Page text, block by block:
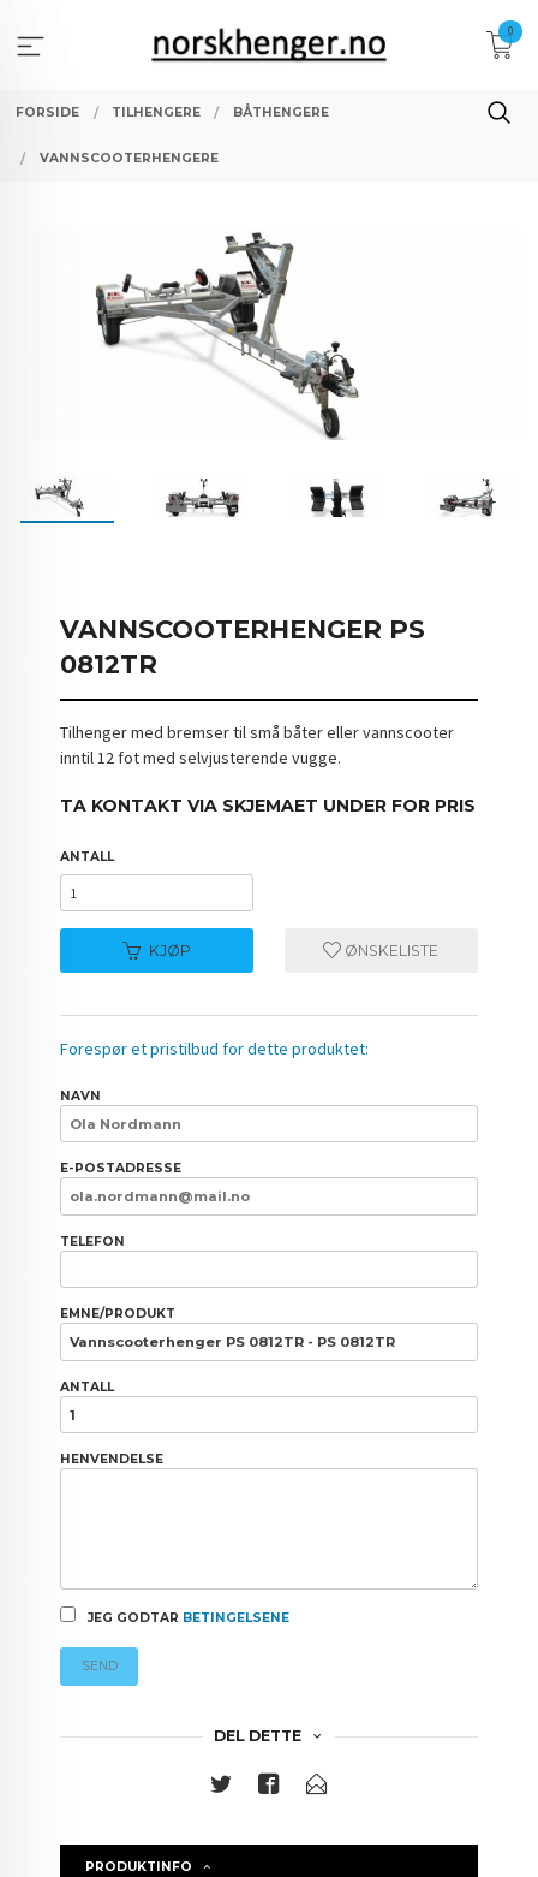
innholdet
0
FORSIDE TILHENGERE BÅTHENGERE
VANNSCOOTERHENGERE
VANNSCOOTERHENGER PS
0812TR
Tilhenger med bremser til små båter eller vannscooter
inntil 12 fot med selvjusterende vugge.
TA KONTAKT VIA SKJEMAET UNDER FOR PRIS
ANTALL
KJØP ØNSKELISTE
Forespør et pristilbud for dette produktet:
NAVN
E-POSTADRESSE
TELEFON
EMNE/PRODUKT
ANTALL
HENVENDELSE
JEG GODTAR BETINGELSENE
SEND
DEL DETTE
PRODUKTINFO